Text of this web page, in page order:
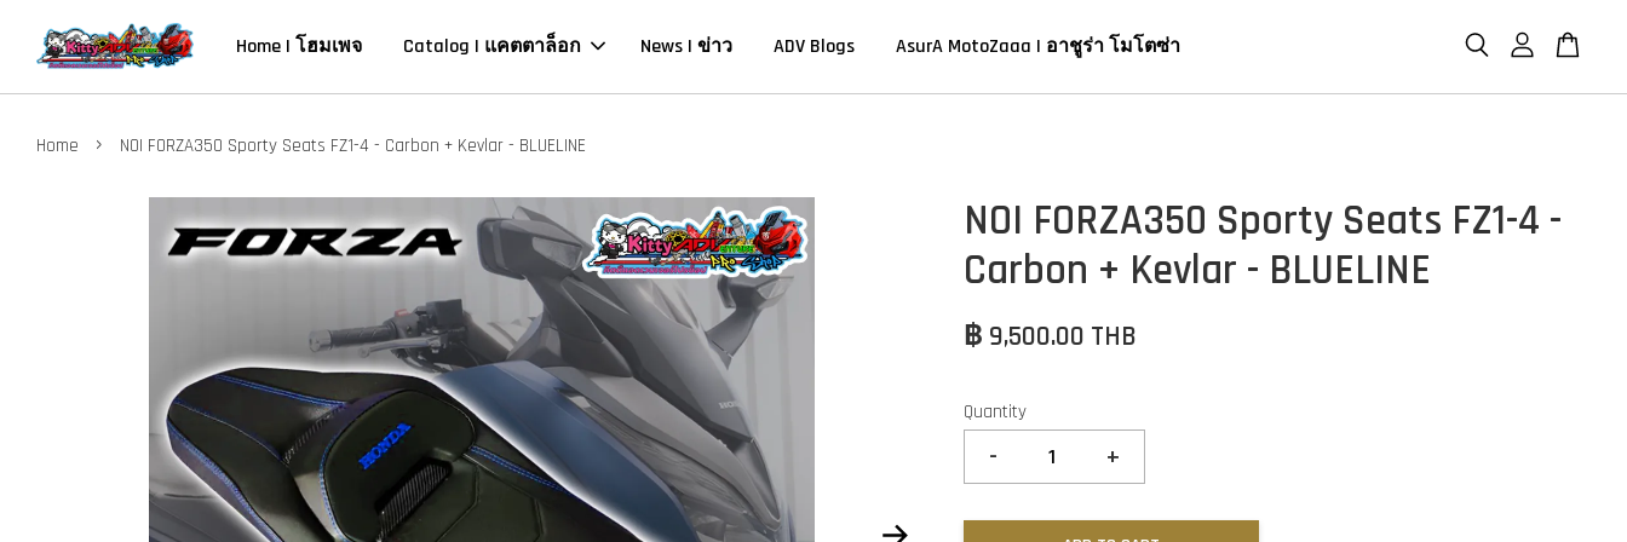
Home | โฮมเพจ Catalog | แคตตาล็อก News | ข่าว ADV Blogs AsurA MotoZaaa | อาชูร่า โมโตซ่า
Home › NOI FORZA350 Sporty Seats FZ1-4 - Carbon + Kevlar - BLUELINE
NOI FORZA350 Sporty Seats FZ1-4 -
Carbon + Kevlar - BLUELINE
฿ 9,500.00 THB
Quantity
- +